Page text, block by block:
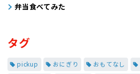
弁当食べてみた
タグ
pickup おにぎり おもてなし